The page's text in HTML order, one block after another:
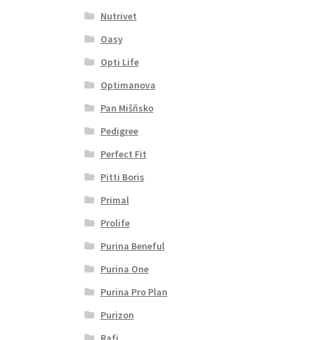
Nutrivet
Oasy
Opti Life
Optimanova
Pan Mišňsko
Pedigree
Perfect Fit
Pitti Boris
Primal
Prolife
Purina Beneful
Purina One
Purina Pro Plan
Purizon